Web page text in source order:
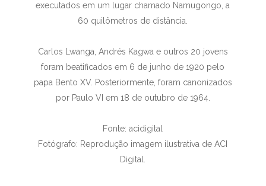
executados em um lugar chamado Namugongo, a
60 quilômetros de distância.
Carlos Lwanga, Andrés Kagwa e outros 20 jovens
foram beatificados em 6 de junho de 1920 pelo
papa Bento XV. Posteriormente, foram canonizados
por Paulo VI em 18 de outubro de 1964.
Fonte: acidigital
Fotógrafo: Reprodução imagem ilustrativa de ACI
Digital.